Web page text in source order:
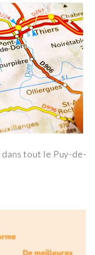
tout le Puy-de-